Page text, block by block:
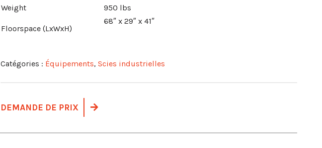
Weight
950 lbs
Floorspace (LxWxH)
68″ x 29″ x 41″
Catégories : Équipements, Scies industrielles
DEMANDE DE PRIX